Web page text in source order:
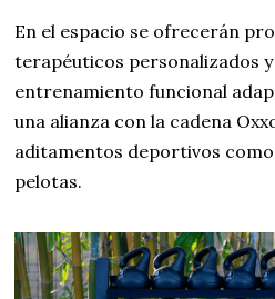
En el espacio se ofrecerán
terapéuticos personalizados
entrenamiento funcional
una alianza con la cadena
aditamentos deportivos
pelotas.